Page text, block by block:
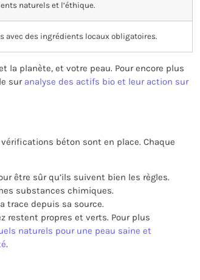
naturels et l’éthique.
avec des ingrédients locaux obligatoires.
planète, et votre peau. Pour encore plus
sur analyse des actifs bio et leur action sur
béton sont en place. Chaque
être sûr qu’ils suivent bien les règles.
substances chimiques.
trace depuis sa source.
restent propres et verts. Pour plus
naturels pour une peau saine et
.